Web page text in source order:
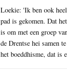
Loekie: 'Ik ben ook
pad is gekomen. Dat
is om met een groep
de Drentse hei samen
het boeddhisme, dat is